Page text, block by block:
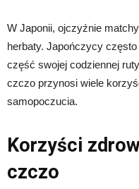
W Japonii, ojczyźnie
herbaty. Japończycy
część swojej codziennej
czczo przynosi wiele
samopoczucia.
Korzyści
czczo